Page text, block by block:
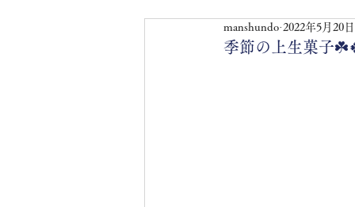
季節の上生菓子
manshundo 2022年5月20日